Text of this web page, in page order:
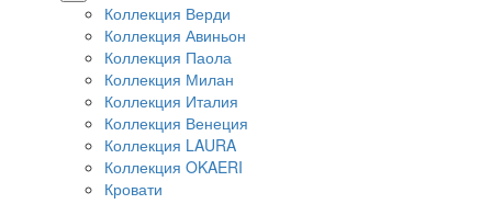
Коллекция Верди
Коллекция Авиньон
Коллекция Паола
Коллекция Милан
Коллекция Италия
Коллекция Венеция
Коллекция LAURA
Коллекция OKAERI
Кровати